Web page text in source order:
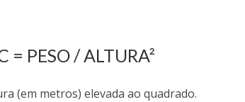
PESO / ALTURA²
(em metros) elevada ao quadrado.